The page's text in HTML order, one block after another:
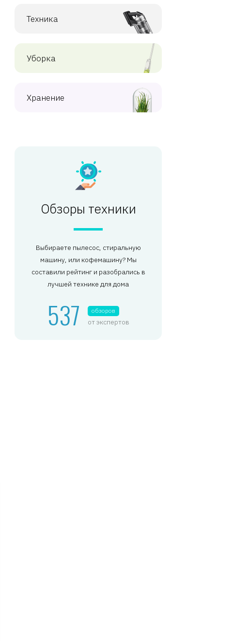
Техника
Уборка
Хранение
Обзоры техники
Выбираете пылесос, стиральную
машину, или кофемашину? Мы
составили рейтинг и разобрались в
лучшей технике для дома
537 обзоров
от экспертов